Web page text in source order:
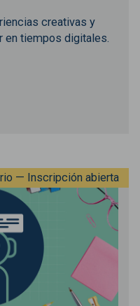
creativas y
en tiempos digitales.
— Inscripción abierta